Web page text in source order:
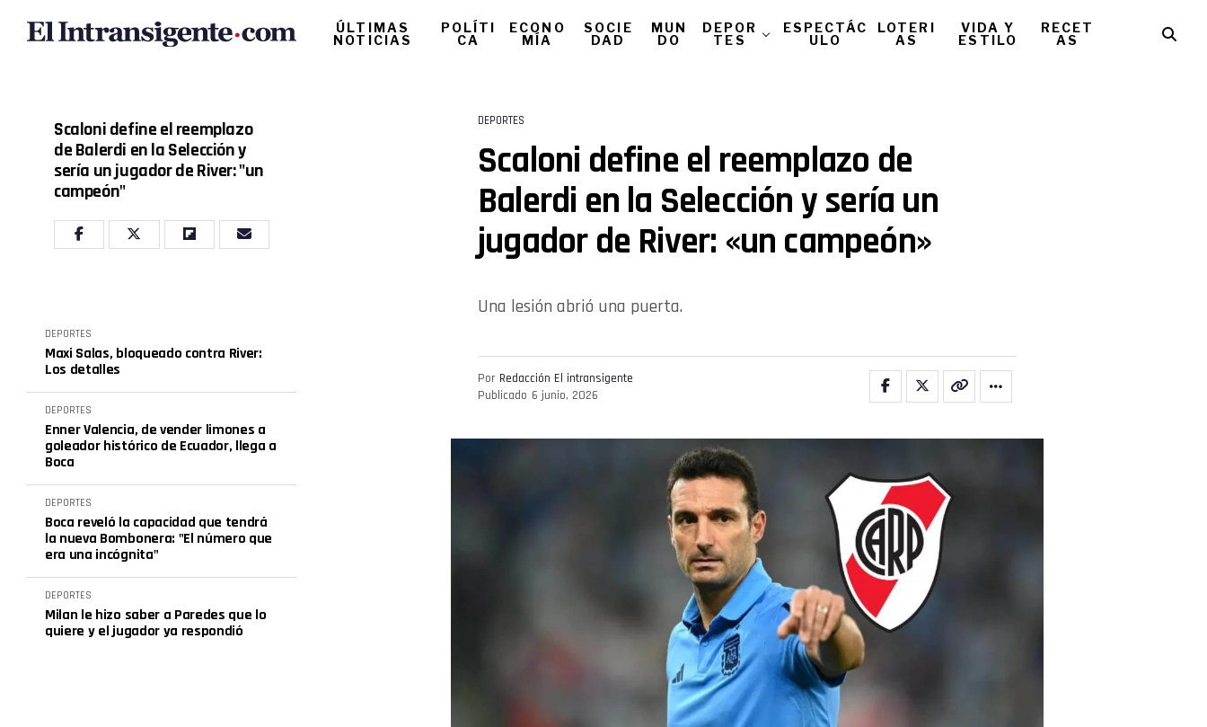
ÚLTIMAS
NOTICIAS
POLÍTI
CA
ECONO
MÍA
SOCIE
DAD
MUN
DO
DEPOR
TES
ESPECTÁC
ULO
LOTERI
AS
VIDA Y
ESTILO
RECET
AS
Scaloni define el reemplazo
de Balerdi en la Selección y
sería un jugador de River: "un
campeón"
DEPORTES
Maxi Salas, bloqueado contra River:
Los detalles
DEPORTES
Enner Valencia, de vender limones a
goleador histórico de Ecuador, llega a
Boca
DEPORTES
Boca reveló la capacidad que tendrá
la nueva Bombonera: "El número que
era una incógnita"
DEPORTES
Milan le hizo saber a Paredes que lo
quiere y el jugador ya respondió
DEPORTES
Scaloni define el reemplazo de
Balerdi en la Selección y sería un
jugador de River: «un campeón»
Una lesión abrió una puerta.
Por Redacción El intransigente
Publicado 6 junio, 2026